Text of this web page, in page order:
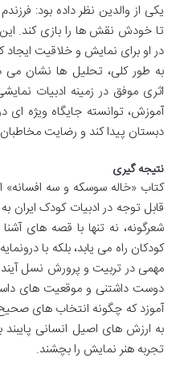
یکی از والدین نظر داده بود:
تا خودش نقش ها را بازی کند.
در او برای نمایش و خلاقیت ایجاد
به طور کلی، تحلیل ها نشان می
اثری موفق در زمینه ادبیات
آموزش، توانسته جایگاه ویژه
دبستان پیدا کند و رضایت
نتیجه گیری
کتاب «خاله سوسکه و سه افسانه»
قابل توجه در ادبیات کودک ایران
شعرگونه، نه تنها با قصه های
کودکان راه می یابد، بلکه با
مهمی در تربیت و پرورش نسل
دوست داشتنی و موقعیت های
آموزد که چگونه انتخاب های صحیح
به ارزش های اصیل انسانی
تجربه هنر نمایش را بچشند.